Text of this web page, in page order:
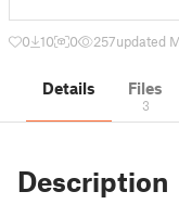
0 10 0 257updated
Details Files
3
Description